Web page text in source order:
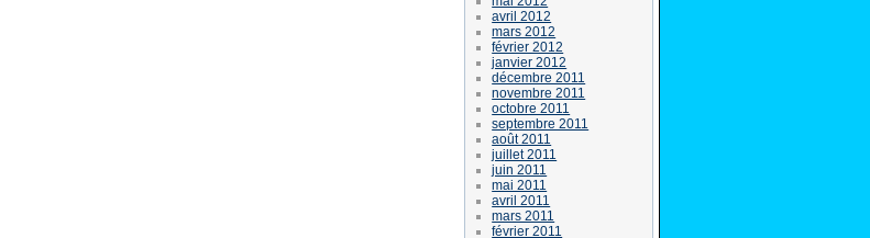
avril 2012
mars 2012
février 2012
janvier 2012
décembre 2011
novembre 2011
octobre 2011
septembre 2011
août 2011
juillet 2011
juin 2011
mai 2011
avril 2011
mars 2011
février 2011